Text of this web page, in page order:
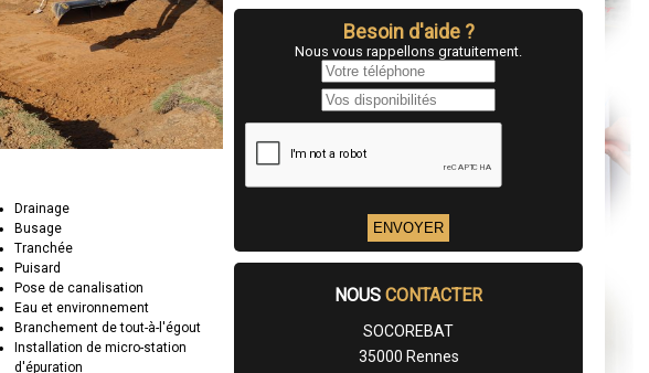
Drainage
Busage
Tranchée
Puisard
Pose de canalisation
Eau et environnement
Branchement de tout-à-l'égout
Installation de micro-station
d'épuration
Besoin d'aide ?
Nous vous rappellons gratuitement.
NOUS CONTACTER
SOCOREBAT
35000 Rennes